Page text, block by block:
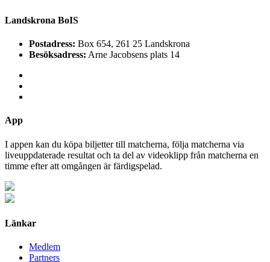
Landskrona BoIS
Postadress: Box 654, 261 25 Landskrona
Besöksadress: Arne Jacobsens plats 14
App
I appen kan du köpa biljetter till matcherna, följa matcherna via
liveuppdaterade resultat och ta del av videoklipp från matcherna en
timme efter att omgången är färdigspelad.
Länkar
Medlem
Partners